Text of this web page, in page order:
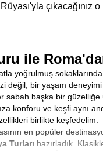
çıkacağınız
ile
yoğrulmuş
değil, bir yaşam deneyimi
sabah başka bir güzelliğe
konforu ve keşfi aynı
birlikte keşfedelim.
en popüler
Turları hazırladık.